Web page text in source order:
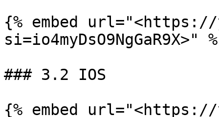
{% embed url="<https://
si=io4myDsO9NgGaR9X>"
### 3.2 IOS
{% embed url="<https://